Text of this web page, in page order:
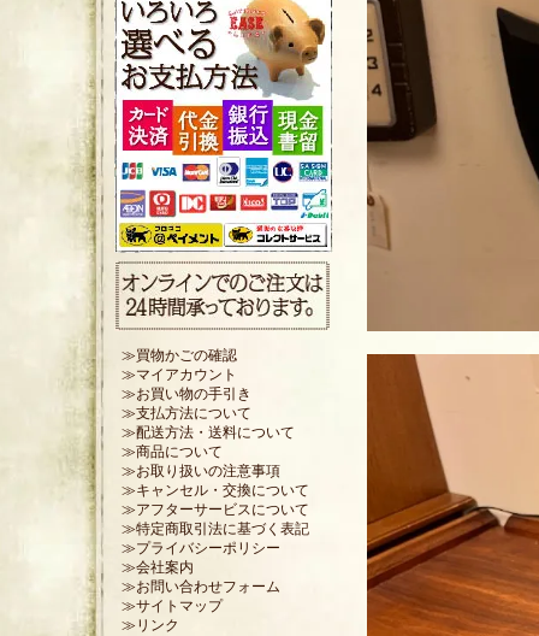
≫買物かごの確認
≫マイアカウント
≫お買い物の手引き
≫支払方法について
≫配送方法・送料について
≫商品について
≫お取り扱いの注意事項
≫キャンセル・交換について
≫アフターサービスについて
≫特定商取引法に基づく表記
≫プライバシーポリシー
≫会社案内
≫お問い合わせフォーム
≫サイトマップ
≫リンク